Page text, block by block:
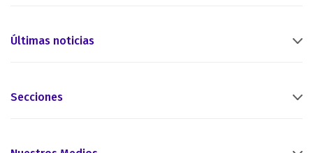
Últimas noticias
Secciones